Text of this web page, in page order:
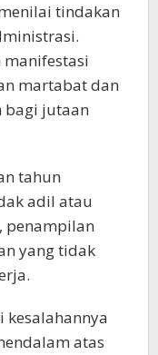
tindakan
martabat dan
bagi jutaan
tahun
adil atau
penampilan
yang tidak
kesalahannya
atas